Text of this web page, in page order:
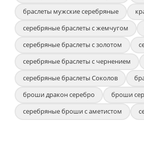
браслеты мужские серебряные
серебряные браслеты с жемчугом
серебряные браслеты с золотом
серебряные браслеты с чернением
серебряные браслеты Соколов
броши дракон серебро
броши
серебряные броши с аметистом